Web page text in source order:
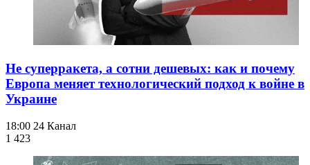
Не суперракета, а сотни дешевых: как и почему
Европа меняет технологический подход к войне в
Украине
18:00 24 Канал
1 423